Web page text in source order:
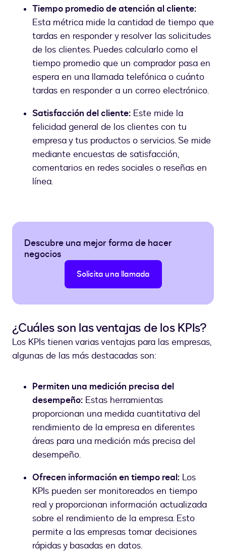
Tiempo promedio de atención al cliente:
Esta métrica mide la cantidad de tiempo que
tardas en responder y resolver las solicitudes
de los clientes. Puedes calcularlo como el
tiempo promedio que un comprador pasa en
espera en una llamada telefónica o cuánto
tardas en responder a un correo electrónico.
Satisfacción del cliente: Este mide la
felicidad general de los clientes con tu
empresa y tus productos o servicios. Se mide
mediante encuestas de satisfacción,
comentarios en redes sociales o reseñas en
línea.
Descubre una mejor forma de hacer
negocios
Solicita una llamada
¿Cuáles son las ventajas de los KPIs?
Los KPIs tienen varias ventajas para las empresas,
algunas de las más destacadas son:
Permiten una medición precisa del
desempeño: Estas herramientas
proporcionan una medida cuantitativa del
rendimiento de la empresa en diferentes
áreas para una medición más precisa del
desempeño.
Ofrecen información en tiempo real: Los
KPIs pueden ser monitoreados en tiempo
real y proporcionan información actualizada
sobre el rendimiento de la empresa. Esto
permite a las empresas tomar decisiones
rápidas y basadas en datos.